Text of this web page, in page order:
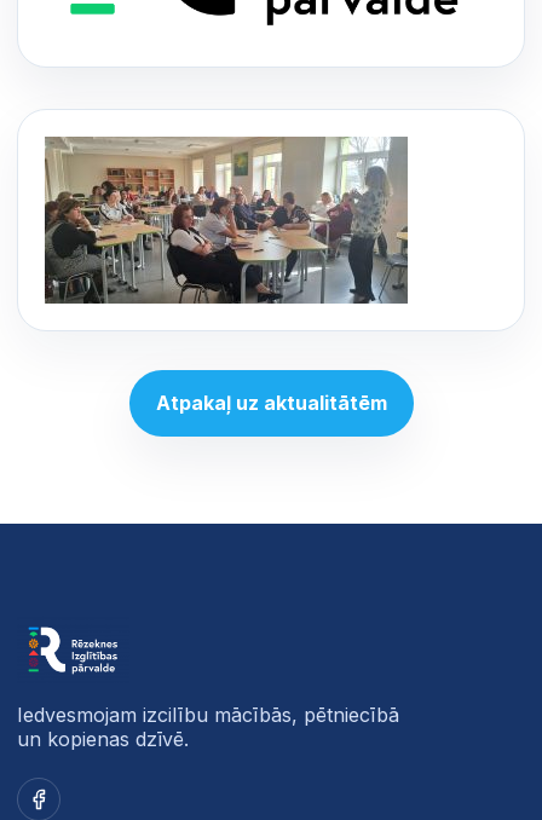
Atpakaļ uz aktualitātēm
Iedvesmojam izcilību mācībās, pētniecībā
un kopienas dzīvē.
Facebook